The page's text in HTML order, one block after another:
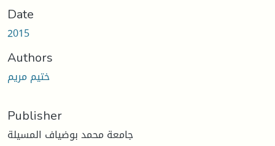
Date
2015
Authors
ختيم مريم
Publisher
جامعة محمد بوضياف المسيلة